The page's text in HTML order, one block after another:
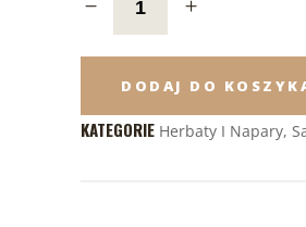
DODAJ DO
KATEGORIE Herbaty I Napary,